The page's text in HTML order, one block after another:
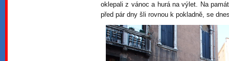
oklepali z vánoc a hurá na výlet. Na
před pár dny šli rovnou k pokladně, se